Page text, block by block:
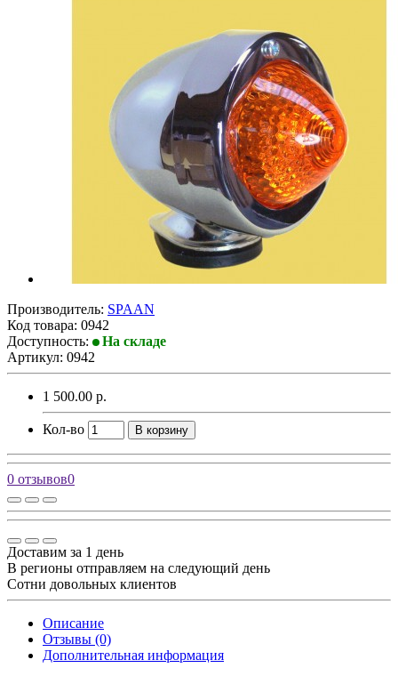
Производитель: SPAAN
Код товара: 0942
Доступность:
На складе
Артикул: 0942
1 500.00 р.
Кол-во В корзину
0 отзывов0
Доставим за 1 день
В регионы отправляем на следующий день
Сотни довольных клиентов
Описание
Отзывы (0)
Дополнительная информация